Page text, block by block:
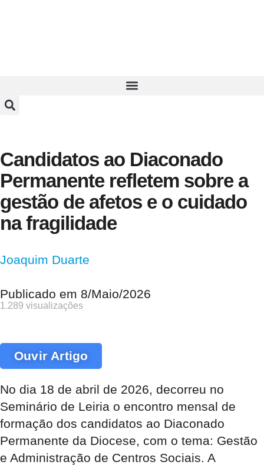
Candidatos ao Diaconado
Permanente refletem sobre a
gestão de afetos e o cuidado
na fragilidade
Joaquim Duarte
Publicado em 8/Maio/2026
1.289 visualizações
Ouvir Artigo
No dia 18 de abril de 2026, decorreu no
Seminário de Leiria o encontro mensal de
formação dos candidatos ao Diaconado
Permanente da Diocese, com o tema: Gestão
e Administração de Centros Sociais. A